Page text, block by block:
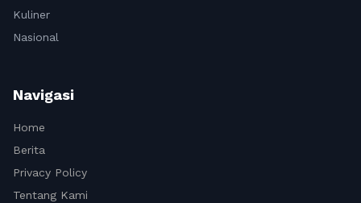
Kuliner
Nasional
Navigasi
Home
Berita
Privacy Policy
Tentang Kami